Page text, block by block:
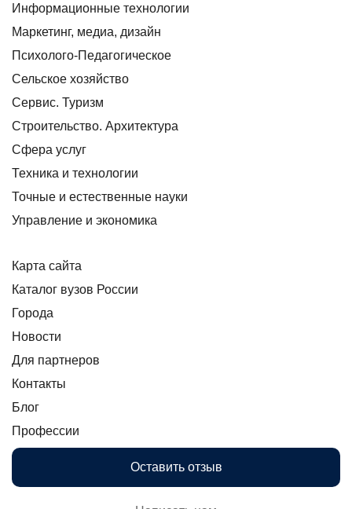
Информационные технологии
Маркетинг, медиа, дизайн
Психолого-Педагогическое
Сельское хозяйство
Сервис. Туризм
Строительство. Архитектура
Сфера услуг
Техника и технологии
Точные и естественные науки
Управление и экономика
Карта сайта
Каталог вузов России
Города
Новости
Для партнеров
Контакты
Блог
Профессии
Оставить отзыв